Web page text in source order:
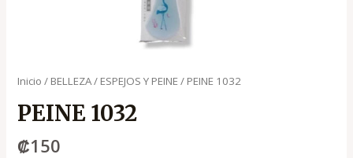
Inicio / BELLEZA/ ESPEJOS Y PEINE / PEINE 1032
PEINE 1032
₡150